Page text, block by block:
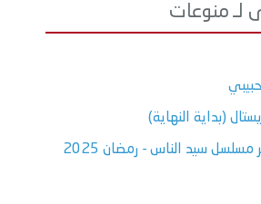
لـ منوعات
(بداية النهاية)
سيد الناس - رمضان 2025